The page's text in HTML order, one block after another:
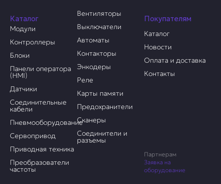
Каталог
Модули
Контроллеры
Блоки
Панели оператора
(HMI)
Датчики
Соединительные
кабели
Пневмооборудование
Сервопривод
Приводная техника
Преобразователи
частоты
Вентиляторы
Выключатели
Автоматы
Контакторы
Энкодеры
Реле
Карты памяти
Предохранители
Сканеры
Соединители и
разъемы
Покупателям
Каталог
Новости
Оплата и доставка
Контакты
Партнерам
Заявка на
оборудование